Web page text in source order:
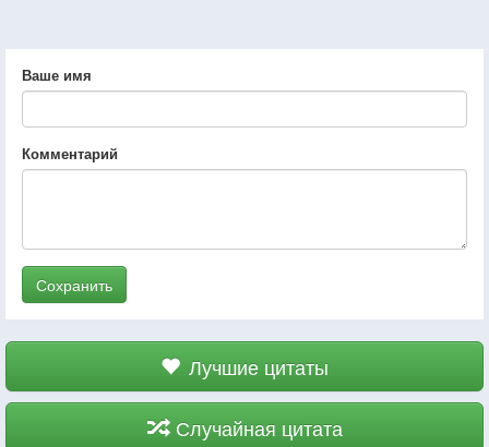
Ваше имя
Комментарий
Сохранить
Лучшие цитаты
Случайная цитата